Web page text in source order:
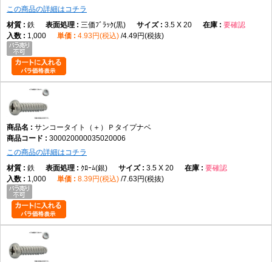
この商品の詳細はコチラ
鉄
三価ﾌﾞﾗｯｸ(黒) 3.5 X 20
要確認
1,000
4.93円(税込) 4.49円(税抜)
サンコータイト（＋）Ｐタイプナベ
300020000035020006
この商品の詳細はコチラ
鉄
ｸﾛｰﾑ(銀) 3.5 X 20
要確認
1,000
8.39円(税込) 7.63円(税抜)